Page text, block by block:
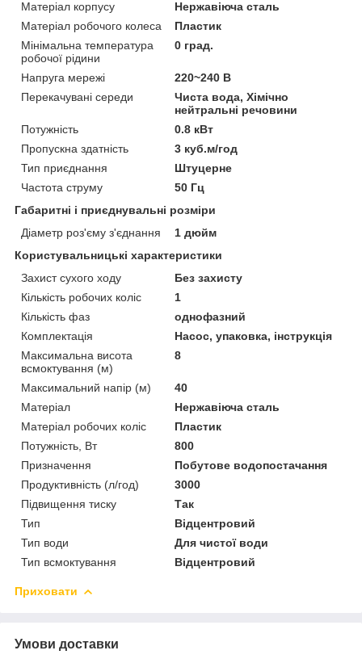
Матеріал корпусу
Нержавіюча сталь
Матеріал робочого колеса
Пластик
Мінімальна температура
робочої рідини
0 град.
Напруга мережі
220~240 В
Перекачувані середи
Чиста вода, Хімічно
нейтральні речовини
Потужність
0.8 кВт
Пропускна здатність
3 куб.м/год
Тип приєднання
Штуцерне
Частота струму
50 Гц
Габаритні і приєднувальні розміри
Діаметр роз'єму з'єднання
1 дюйм
Користувальницькі характеристики
Захист сухого ходу
Без захисту
Кількість робочих коліс
1
Кількість фаз
однофазний
Комплектація
Насос, упаковка, інструкція
Максимальна висота
всмоктування (м)
8
Максимальний напір (м)
40
Матеріал
Нержавіюча сталь
Матеріал робочих коліс
Пластик
Потужність, Вт
800
Призначення
Побутове водопостачання
Продуктивність (л/год)
3000
Підвищення тиску
Так
Тип
Відцентровий
Тип води
Для чистої води
Тип всмоктування
Відцентровий
Приховати
Умови доставки